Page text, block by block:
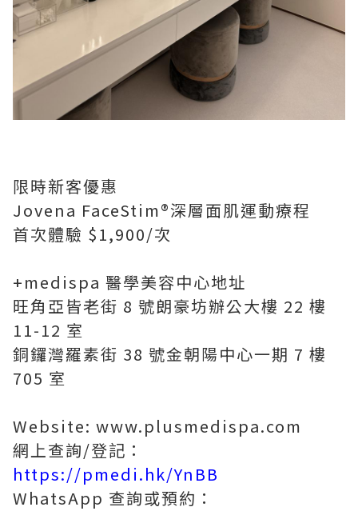
限時新客優惠
Jovena FaceStim®️深層面肌運動療程
首次體驗 $1,900/次
+medispa 醫學美容中心地址
旺角亞皆老街 8 號朗豪坊辦公大樓 22 樓
11-12 室
銅鑼灣羅素街 38 號金朝陽中心一期 7 樓
705 室
Website: www.plusmedispa.com
網上查詢/登記：
https://pmedi.hk/YnBB
WhatsApp 查詢或預約：